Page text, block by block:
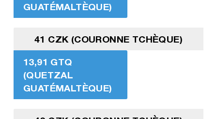
GUATÉMALTÈQUE)
41 CZK (COURONNE TCHÈQUE)
13,91 GTQ
(QUETZAL
GUATÉMALTÈQUE)